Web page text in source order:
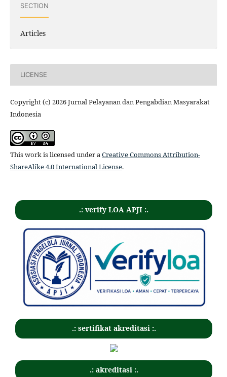
SECTION
Articles
LICENSE
Copyright (c) 2026 Jurnal Pelayanan dan Pengabdian Masyarakat
Indonesia
This work is licensed under aCreative Commons Attribution-
ShareAlike 4.0 International License.
.: verify LOA APJI :.
.: sertifikat akreditasi :.
.: akreditasi :.